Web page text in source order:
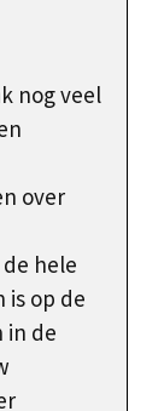
nog veel
over
hele
op de
in de